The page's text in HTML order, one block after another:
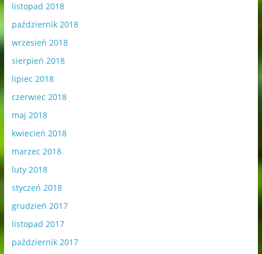
listopad 2018
październik 2018
wrzesień 2018
sierpień 2018
lipiec 2018
czerwiec 2018
maj 2018
kwiecień 2018
marzec 2018
luty 2018
styczeń 2018
grudzień 2017
listopad 2017
październik 2017